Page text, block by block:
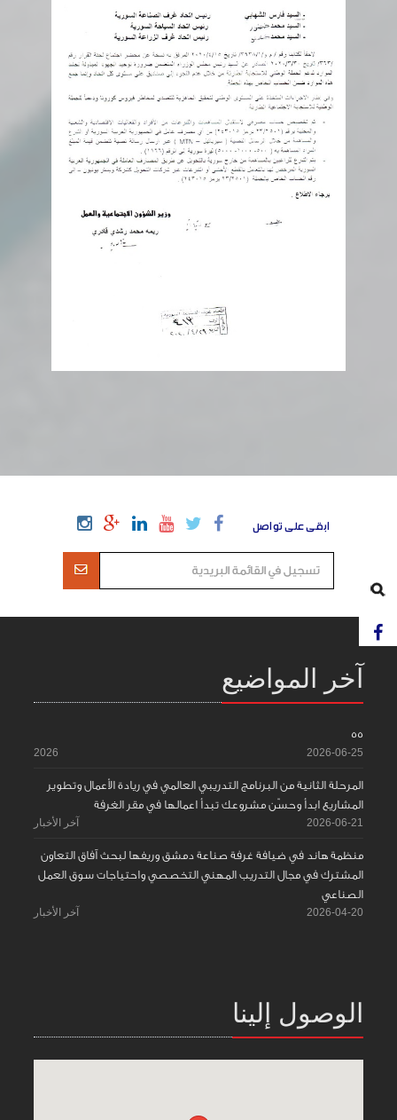
ابقى على تواصل
آخر المواضيع
55
2026-06-25
2026
المرحلة الثانية من البرنامج التدريبي العالمي في ريادة الأعمال وتطوير
المشاريع ابدأ وحسّن مشروعك تبدأ اعمالها في مقر الغرفة
2026-06-21 آخر الأخبار
منظمة هاند في ضيافة غرفة صناعة دمشق وريفها لبحث آفاق التعاون
المشترك في مجال التدريب المهني التخصصي واحتياجات سوق العمل
الصناعي
2026-04-20 آخر الأخبار
الوصول إلينا